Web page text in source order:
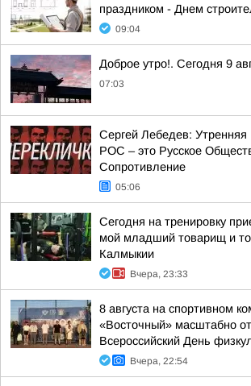
праздником - Днем
09:04
Доброе утро!. Сегодня 9
07:03
Сергей Лебедев:
РОС – это Русское
Сопротивление
05:06
Сегодня на тренировку
мой младший товарищ и
Калмыкии
Вчера, 23:33
8 августа на спортивном
«Восточный» масштабно
Всероссийский День
Вчера, 22:54